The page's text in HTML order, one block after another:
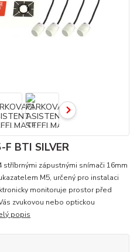
BTI SILVER
stříbrnými zápustnými snímači 16mm
M5, určený pro instalaci
monitoruje prostor před
zvukovou nebo optickou
popis